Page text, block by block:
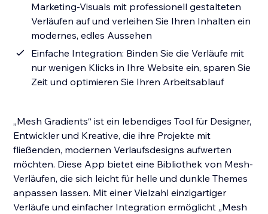
Marketing-Visuals mit professionell gestalteten
Verläufen auf und verleihen Sie Ihren Inhalten ein
modernes, edles Aussehen
Einfache Integration: Binden Sie die Verläufe mit
nur wenigen Klicks in Ihre Website ein, sparen Sie
Zeit und optimieren Sie Ihren Arbeitsablauf
„Mesh Gradients“ ist ein lebendiges Tool für Designer,
Entwickler und Kreative, die ihre Projekte mit
fließenden, modernen Verlaufsdesigns aufwerten
möchten. Diese App bietet eine Bibliothek von Mesh-
Verläufen, die sich leicht für helle und dunkle Themes
anpassen lassen. Mit einer Vielzahl einzigartiger
Verläufe und einfacher Integration ermöglicht „Mesh